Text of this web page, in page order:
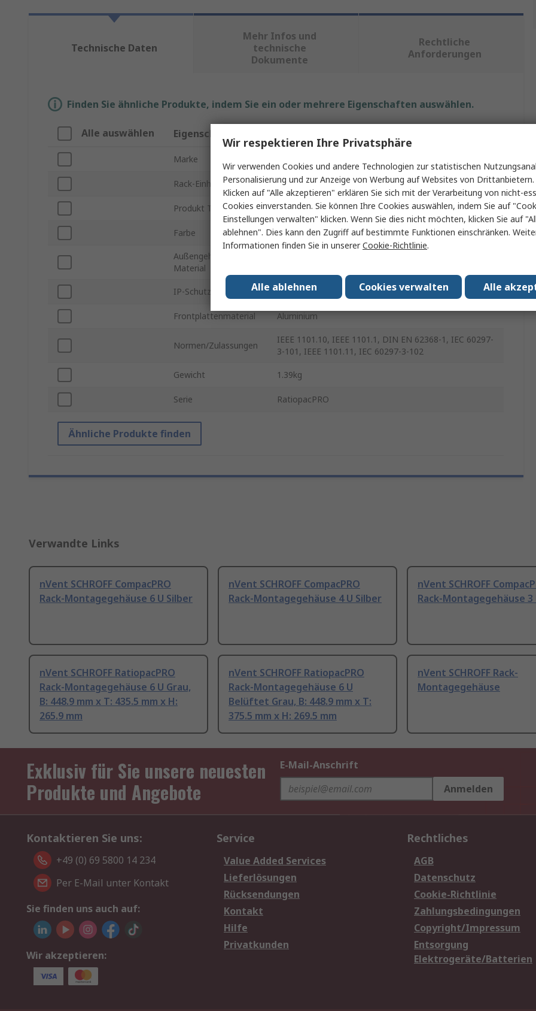
Technische Daten
Mehr Infos und
technische
Dokumente
Rechtliche
Anforderungen
Finden Sie ähnliche Produkte, indem Sie ein oder mehrere Eigenschaften auswählen.
Alle auswählen Eigenschaft
Marke
Rack-Einheit 3U
Produkt Typ Rack-Montagegehäuse
Farbe Silber
Außengehäuse-
Material
IP-Schutzart IP20
Frontplattenmaterial Aluminium
Normen/Zulassungen
IEEE 1101.10, IEEE 1101.1, DIN EN 62368-1, IEC 60297-
3-101, IEEE 1101.11, IEC 60297-3-102
Gewicht 1.39kg
Serie RatiopacPRO
Ähnliche Produkte finden
Verwandte Links
nVent SCHROFF CompacPRO
Rack-Montagegehäuse 6 U Silber
nVent SCHROFF CompacPRO
Rack-Montagegehäuse 4 U Silber
nVent SCHROFF
Rack-Montagegehäuse 3
nVent SCHROFF RatiopacPRO
Rack-Montagegehäuse 6 U Grau,
B: 448.9 mm x T: 435.5 mm x H:
265.9 mm
nVent SCHROFF RatiopacPRO
Rack-Montagegehäuse 6 U
Belüftet Grau, B: 448.9 mm x T:
375.5 mm x H: 269.5 mm
nVent SCHROFF Rack-
Montagegehäuse
Exklusiv für Sie unsere neuesten
Produkte und Angebote
E-Mail-Anschrift
Anmelden
Kontaktieren Sie uns:
+49 (0) 69 5800 14 234
Per E-Mail unter Kontakt
Sie finden uns auch auf:
Wir akzeptieren:
Service
Value Added Services
Lieferlösungen
Rücksendungen
Kontakt
Hilfe
Privatkunden
Rechtliches
AGB
Datenschutz
Cookie-Richtlinie
Zahlungsbedingungen
Copyright/Impressum
Entsorgung
Elektrogeräte/Batterien
Wir respektieren Ihre Privatsphäre
Wir verwenden Cookies und andere Technologien zur statistischen
Personalisierung und zur Anzeige von Werbung auf Websites von
Klicken auf "Alle akzeptieren" erklären Sie sich mit der Verarbeitung von nicht-
Cookies einverstanden. Sie können Ihre Cookies auswählen, indem Sie auf
Einstellungen verwalten" klicken. Wenn Sie dies nicht möchten, klicken Sie auf
ablehnen". Dies kann den Zugriff auf bestimmte Funktionen einschränken.
Informationen finden Sie in unsererCookie-Richtlinie.
Alle
Cookies verwalten
Alle ablehnen